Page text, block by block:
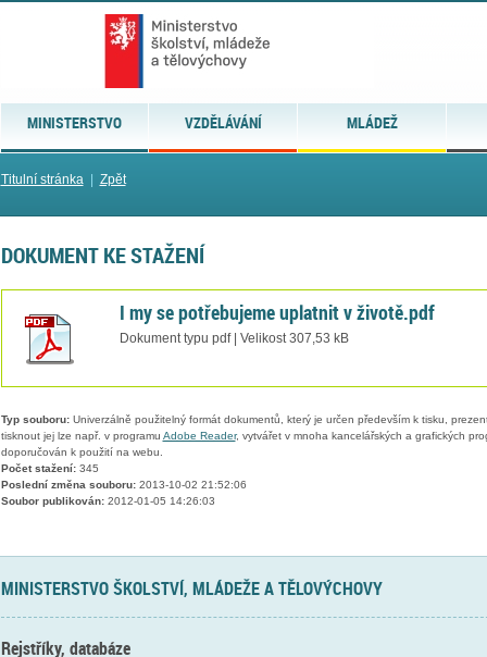
MINISTERSTVO VZDĚLÁVÁNÍ MLÁDEŽ
Titulní stránka| Zpět
DOKUMENT KE STAŽENÍ
I my se potřebujeme uplatnit v životě.pdf
Dokument typu pdf | Velikost 307,53 kB
Typ souboru:Univerzálně použitelný formát dokumentů, který je určen především k tisku,
tisknout jej lze např. v programu Adobe Reader, vytvářet v mnoha kancelářských a grafických
doporučován k použití na webu.
Počet stažení:345
Poslední změna souboru:2013-10-02 21:52:06
Soubor publikován:2012-01-05 14:26:03
MINISTERSTVO ŠKOLSTVÍ, MLÁDEŽE A TĚLOVÝCHOVY
Rejstříky, databáze